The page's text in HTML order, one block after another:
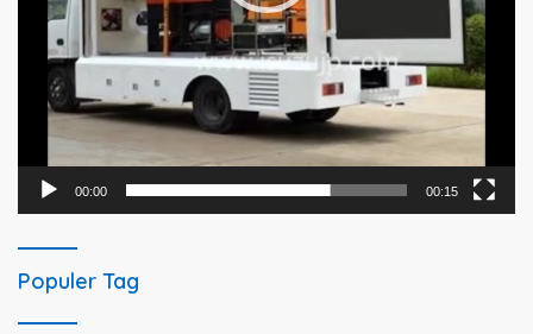
00:00 00:15
Populer Tag